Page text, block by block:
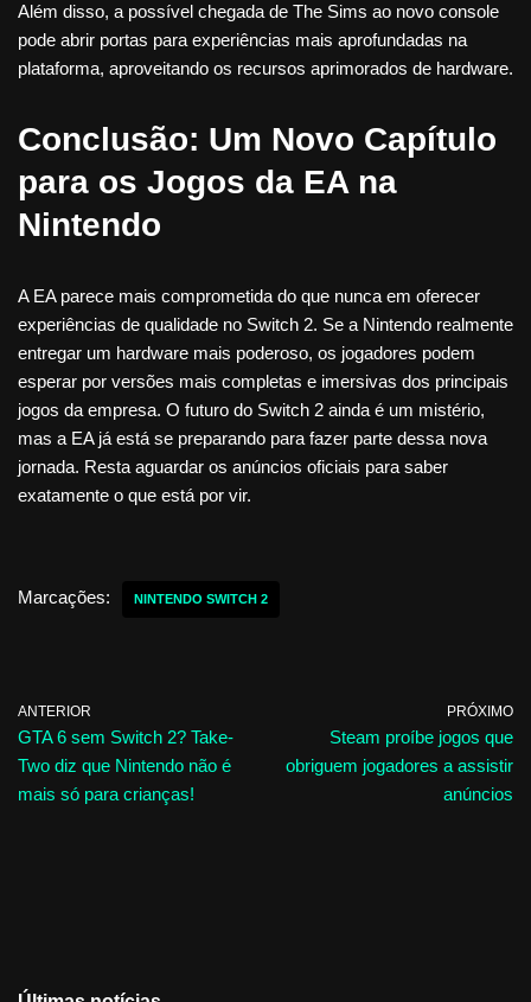
Além disso, a possível chegada de The Sims ao novo console
pode abrir portas para experiências mais aprofundadas na
plataforma, aproveitando os recursos aprimorados de hardware.
Conclusão: Um Novo Capítulo
para os Jogos da EA na
Nintendo
A EA parece mais comprometida do que nunca em oferecer
experiências de qualidade no Switch 2. Se a Nintendo realmente
entregar um hardware mais poderoso, os jogadores podem
esperar por versões mais completas e imersivas dos principais
jogos da empresa. O futuro do Switch 2 ainda é um mistério,
mas a EA já está se preparando para fazer parte dessa nova
jornada. Resta aguardar os anúncios oficiais para saber
exatamente o que está por vir.
Marcações: NINTENDO SWITCH 2
ANTERIOR
GTA 6 sem Switch 2? Take-
Two diz que Nintendo não é
mais só para crianças!
PRÓXIMO
Steam proíbe jogos que
obriguem jogadores a assistir
anúncios